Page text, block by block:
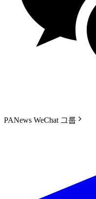
PANews WeChat 그룹